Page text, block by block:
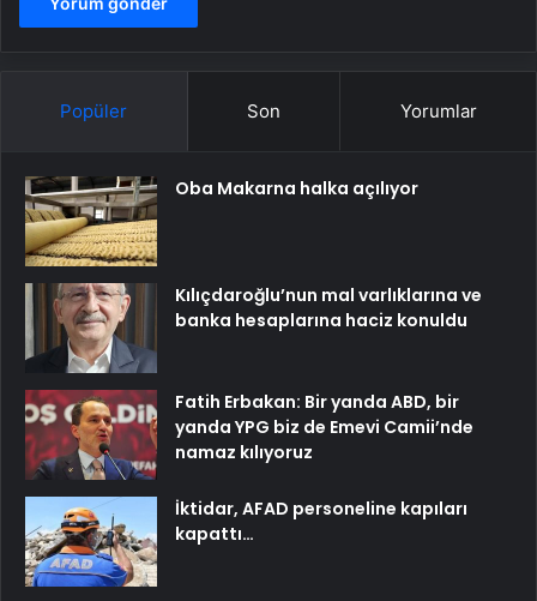
Popüler Son Yorumlar
Oba Makarna halka açılıyor
Kılıçdaroğlu’nun mal varlıklarına ve
banka hesaplarına haciz konuldu
Fatih Erbakan: Bir yanda ABD, bir
yanda YPG biz de Emevi Camii’nde
namaz kılıyoruz
İktidar, AFAD personeline kapıları
kapattı…